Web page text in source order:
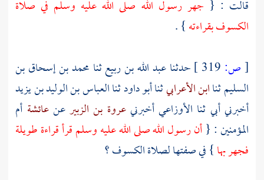
قالت : { جهر رسول الله صلى الله عليه وسلم في صلاة
الكسوف بقراءته} .
[ص: حدثناعبد الله بن ربيعثنا محمد بن إسحاق بن
السليمثناابن الأعرابيثناأبو داودثناالعباس بن الوليد بن يزيد
أخبرني أبي ثنا الأوزاعيأخبرنيعروة بن الزبيرعنعائشة أم
المؤمنين : {أن رسول الله صلى الله عليه وسلم قرأ قراءة طويلة
فجهر بها} في صفتها لصلاة الكسوف ؟